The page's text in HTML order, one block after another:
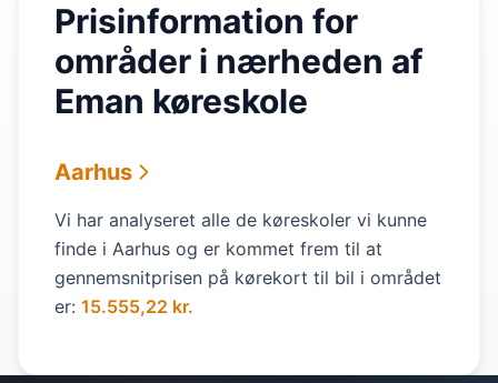
Prisinformation for
områder i nærheden af
Eman køreskole
Aarhus
Vi har analyseret alle de køreskoler vi kunne
finde i Aarhus og er kommet frem til at
gennemsnitprisen på kørekort til bil i området
er: 15.555,22 kr.